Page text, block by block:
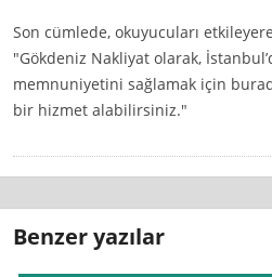
Son cümlede, okuyucuları
"Gökdeniz Nakliyat olarak,
memnuniyetini sağlamak için
bir hizmet alabilirsiniz."
Benzer yazılar